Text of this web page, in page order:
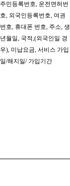
주민등록번호, 운전면허번
호, 외국인등록번호, 여권
번호, 휴대폰 번호, 주소, 생
년월일, 국적,(외국인일 경
우), 미납요금, 서비스 가입
일/해지일/ 가입기간